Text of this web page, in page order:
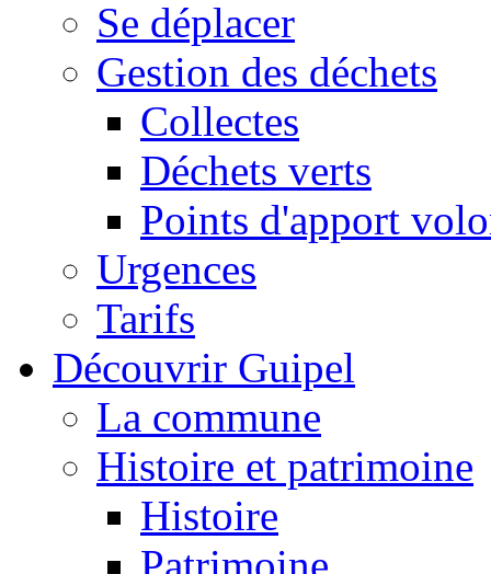
Se déplacer
Gestion des déchets
Collectes
Déchets verts
Points d'apport
Urgences
Tarifs
Découvrir Guipel
La commune
Histoire et patrimoine
Histoire
Patrimoine